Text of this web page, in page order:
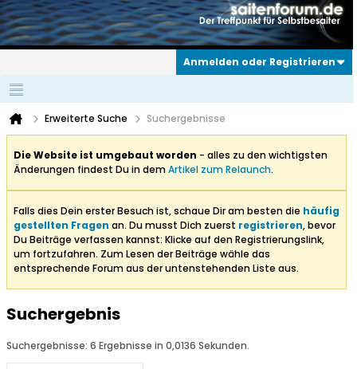
Anmelden oder Registrieren
Erweiterte Suche Suchergebnisse
Die Website ist umgebaut worden - alles zu den wichtigsten
Änderungen findest Du in demArtikel zum Relaunch.
Falls dies Dein erster Besuch ist, schaue Dir am besten die häufig
gestellten Fragen an. Du musst Dich zuerst registrieren, bevor
Du Beiträge verfassen kannst: Klicke auf den Registrierungslink,
um fortzufahren. Zum Lesen der Beiträge wähle das
entsprechende Forum aus der untenstehenden Liste aus.
Suchergebnis
Suchergebnisse: 6 Ergebnisse in 0,0136 Sekunden.